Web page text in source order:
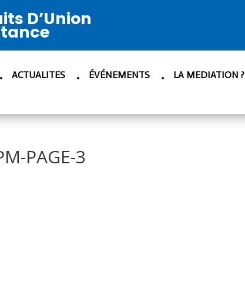
D’Union
ACTUALITES ÉVÉNEMENTS LA MEDIATION ?
PAGE-3